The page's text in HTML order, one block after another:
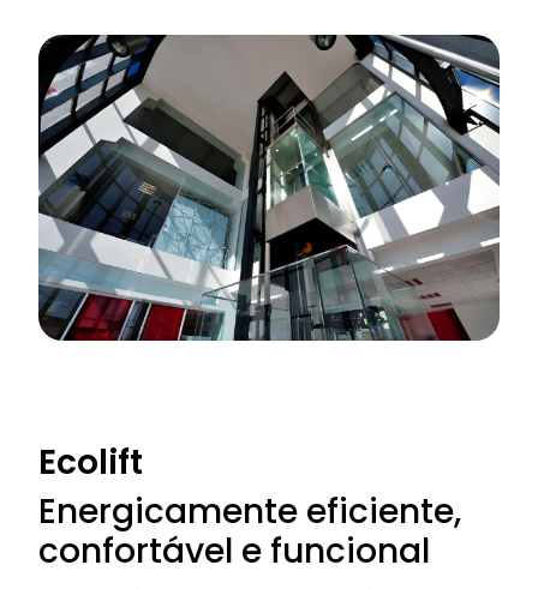
Ecolift
Energicamente eficiente,
confortável e funcional